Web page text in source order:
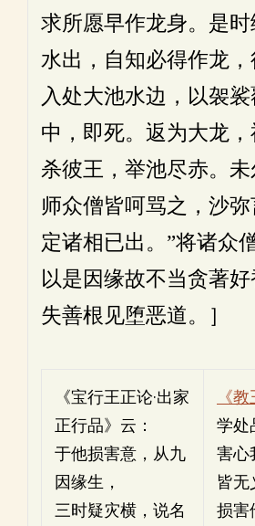
求所愿早作龙身。是
水出，自知必得作龙
入处大池水边，以袈
中，即死。返为大龙
杀彼王，举池尽赤。
师众僧皆呵骂之，沙
定诸相已出。”将诸众
以是因缘故不当贪著
失善根见堕恶道。］
《宝行王正论·出家
正行品》云：
于他损害意，从九
因缘生，
三时疑灾横，说名
《
学处
害心
皆无
损害